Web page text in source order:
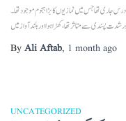
درس جاری تھا جس میں نمازیوں کا بڑا ہجوم موجود تھا۔
پسندی سے متاثر تھا، کھڑا ہوا اور بلند آواز میں
By Ali Aftab, 1 month ago
UNCATEGORIZED